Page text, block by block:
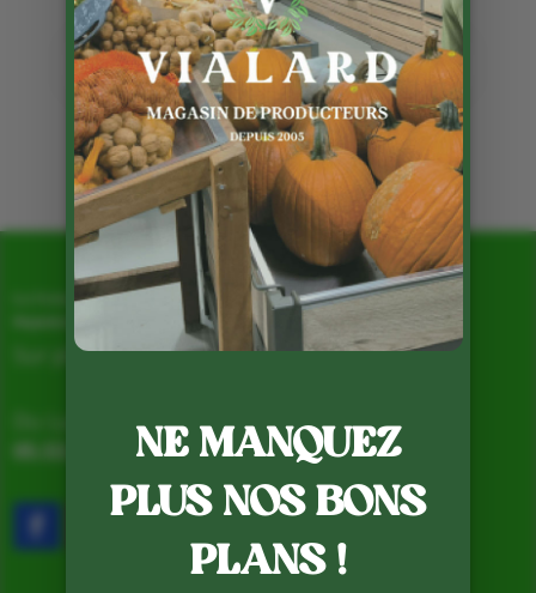
Poulets Fermiers à la rôtissoire
9 Juil 2019
Page 1 sur 1 1
La Ferme de Vialard
Magasin de producteurs depuis 2005
Sur place, Livraison et Expéditions
Du Lundi au Samedi de 9h à 19h
05.53.31.98.50–Accès & Contact
NE MANQUEZ
PLUS NOS BONS
PLANS !